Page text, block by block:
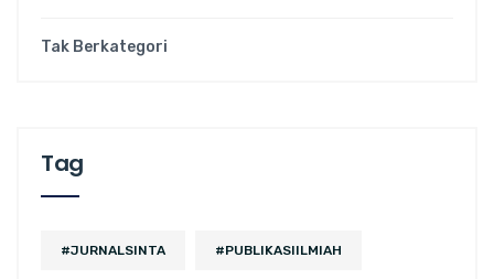
Tak Berkategori
Tag
#JURNALSINTA #PUBLIKASIILMIAH